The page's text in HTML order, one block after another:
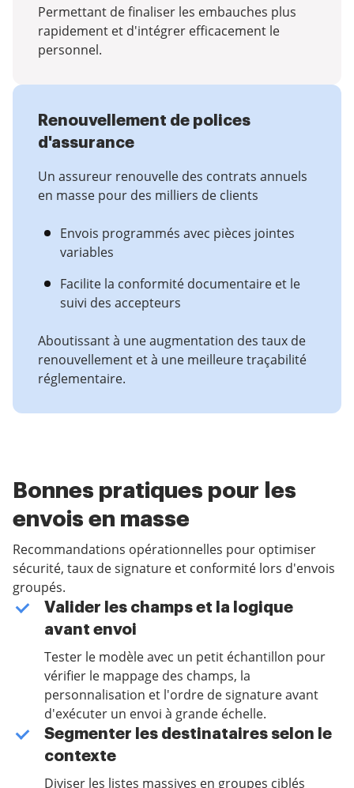
Permettant de finaliser les embauches plus
rapidement et d'intégrer efficacement le
personnel.
Renouvellement de polices
d'assurance
Un assureur renouvelle des contrats annuels
en masse pour des milliers de clients
Envois programmés avec pièces jointes
variables
Facilite la conformité documentaire et le
suivi des accepteurs
Aboutissant à une augmentation des taux de
renouvellement et à une meilleure traçabilité
réglementaire.
Bonnes pratiques pour les
envois en masse
Recommandations opérationnelles pour optimiser
sécurité, taux de signature et conformité lors d'envois
groupés.
Valider les champs et la logique
avant envoi
Tester le modèle avec un petit échantillon pour
vérifier le mappage des champs, la
personnalisation et l'ordre de signature avant
d'exécuter un envoi à grande échelle.
Segmenter les destinataires selon le
contexte
Diviser les listes massives en groupes ciblés